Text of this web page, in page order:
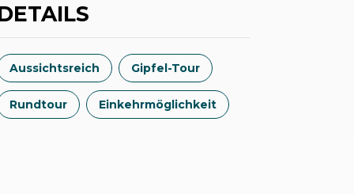
Aussichtsreich Gipfel-Tour
Rundtour Einkehrmöglichkeit